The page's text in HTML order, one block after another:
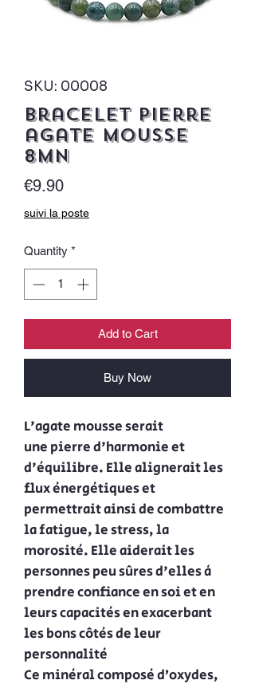
SKU: 00008
bracelet pierre
agate mousse
8mn
€9.90Price
suivi la poste
Quantity *
Add to Cart
Buy Now
L'agate mousse serait
une pierre d'harmonie et
d'équilibre. Elle alignerait les
flux énergétiques et
permettrait ainsi de combattre
la fatigue, le stress, la
morosité. Elle aiderait les
personnes peu sûres d'elles à
prendre confiance en soi et en
leurs capacités en exacerbant
les bons côtés de leur
personnalité
Ce minéral composé d’oxydes,